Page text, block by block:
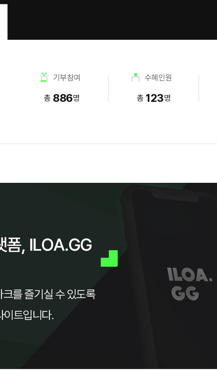
기부참여
총 886명
수혜인원
총 123명